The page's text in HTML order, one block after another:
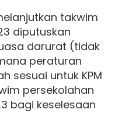
takwim
diputuskan
darurat (tidak
peraturan
sesuai untuk KPM
persekolahan
bagi keselesaan